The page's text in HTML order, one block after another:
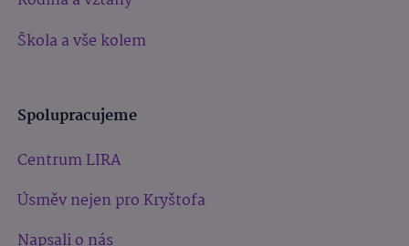
Škola a vše kolem
Spolupracujeme
Centrum LIRA
Úsměv nejen pro Kryštofa
Napsali o nás